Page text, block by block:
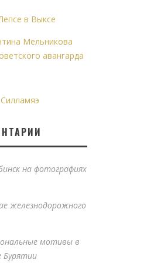
в Выксе
Мельникова
авангарда
на фотографиях
железнодорожного
мотивы в
Бурятии